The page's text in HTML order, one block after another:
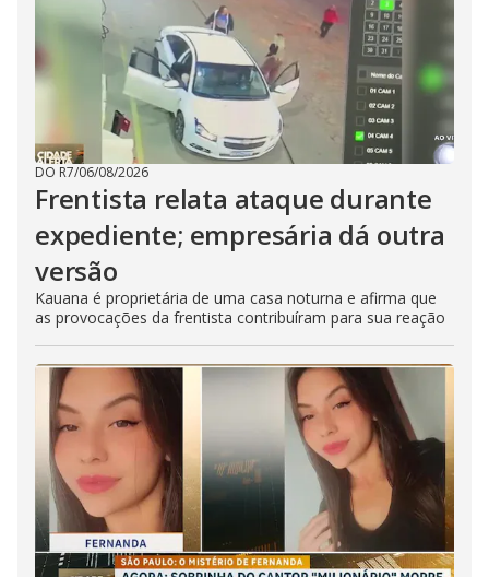
DO R7/06/08/2026
Frentista relata ataque durante
expediente; empresária dá outra
versão
Kauana é proprietária de uma casa noturna e afirma que
as provocações da frentista contribuíram para sua reação